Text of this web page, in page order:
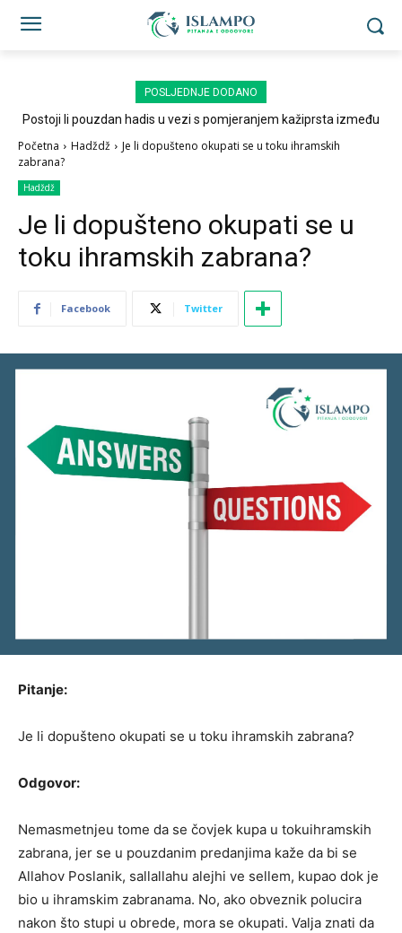
POSLJEDNJE DODANO
Postoji li pouzdan hadis u vezi s pomjeranjem kažiprsta između
Početna Hadždž
Je li dopušteno okupati se u toku ihramskih
zabrana?
Hadždž
Je li dopušteno okupati se u
toku ihramskih zabrana?
Facebook Twitter
Pitanje:
Je li dopušteno okupati se u toku ihramskih zabrana?
Odgovor:
Nemasmetnjeu tome da se čovjek kupa u tokuihramskih
zabrana, jer se u pouzdanim predanjima kaže da bi se
Allahov Poslanik, sallallahu alejhi ve sellem, kupao dok je
bio u ihramskim zabranama. No, ako obveznik polucira
nakon što stupi u obrede, mora se okupati. Valja znati da